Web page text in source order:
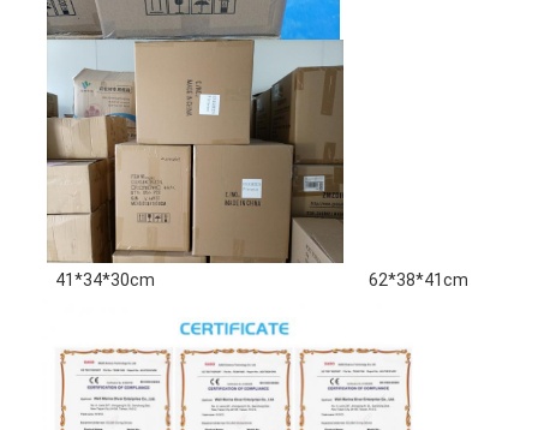
41*34*30cm 62*38*41cm